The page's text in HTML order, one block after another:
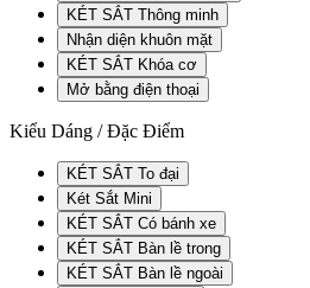
KÉT SẮT Thông minh
Nhận diện khuôn mặt
KÉT SẮT Khóa cơ
Mở bằng điện thoại
Kiểu Dáng / Đặc Điểm
KÉT SẮT To đại
Két Sắt Mini
KÉT SẮT Có bánh xe
KÉT SẮT Bàn lề trong
KÉT SẮT Bàn lề ngoài